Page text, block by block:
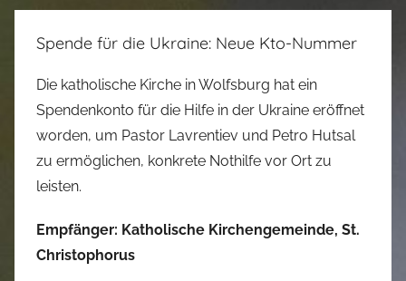
Spende für die Ukraine: Neue Kto-Nummer
Die katholische Kirche in Wolfsburg hat ein
Spendenkonto für die Hilfe in der Ukraine eröffnet
worden, um Pastor Lavrentiev und Petro Hutsal
zu ermöglichen, konkrete Nothilfe vor Ort zu
leisten.
Empfänger: Katholische Kirchengemeinde, St.
Christophorus